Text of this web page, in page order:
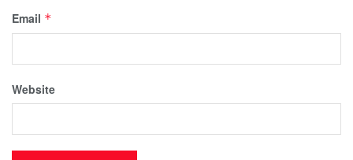
Email *
Website